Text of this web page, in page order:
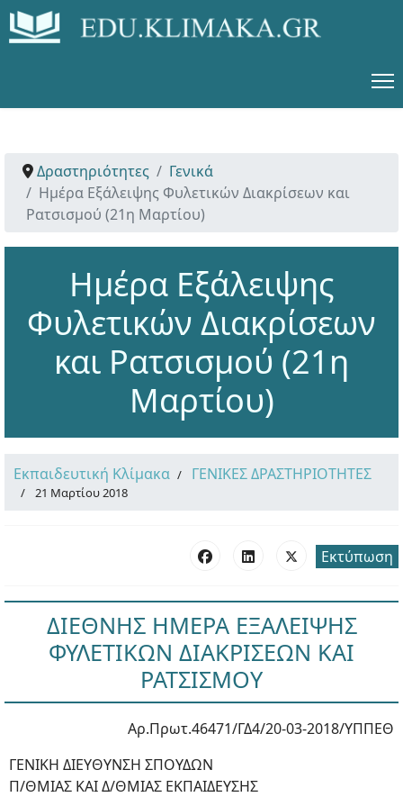
Δραστηριότητες
Γενικά
Ημέρα Εξάλειψης Φυλετικών Διακρίσεων και
Ρατσισμού (21η Μαρτίου)
Ημέρα Εξάλειψης
Φυλετικών Διακρίσεων
και Ρατσισμού (21η
Μαρτίου)
Εκπαιδευτική Κλίμακα ΓΕΝΙΚΕΣ ΔΡΑΣΤΗΡΙΟΤΗΤΕΣ
21 Μαρτίου 2018
Εκτύπωση
ΔΙΕΘΝΗΣ ΗΜΕΡΑ ΕΞΑΛΕΙΨΗΣ
ΦΥΛΕΤΙΚΩΝ ΔΙΑΚΡΙΣΕΩΝ ΚΑΙ
ΡΑΤΣΙΣΜΟΥ
Αρ.Πρωτ.46471/ΓΔ4/20-03-2018/ΥΠΠΕΘ
ΓΕΝΙΚΗ ΔΙΕΥΘΥΝΣΗ ΣΠΟΥΔΩΝ
Π/ΘΜΙΑΣ ΚΑΙ Δ/ΘΜΙΑΣ ΕΚΠΑΙΔΕΥΣΗΣ